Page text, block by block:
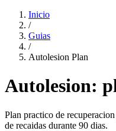
Inicio
/
Guias
/
Autolesion Plan
Autolesion:
Plan practico de
de recaidas durante 90 dias.